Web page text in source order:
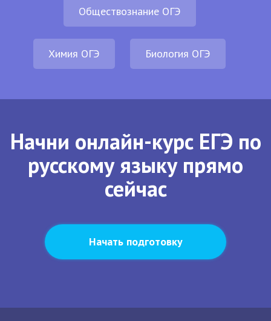
Обществознание ОГЭ
Химия ОГЭ Биология ОГЭ
Начни онлайн-курс ЕГЭ по
русскому языку прямо
сейчас
Начать подготовку